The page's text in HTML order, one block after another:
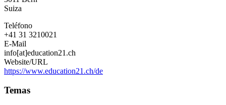
Suiza
Teléfono
+41 31 3210021
E-Mail
info[at]education21.ch
Website/URL
https://www.education21.ch/de
Temas